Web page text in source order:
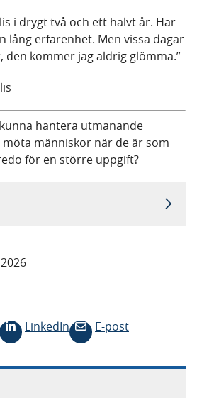
i drygt två och ett halvt år. Har
lång erfarenhet. Men vissa dagar
den kommer jag aldrig glömma.”
hantera utmanande
människor när de är som
för en större uppgift?
LinkedIn E-post